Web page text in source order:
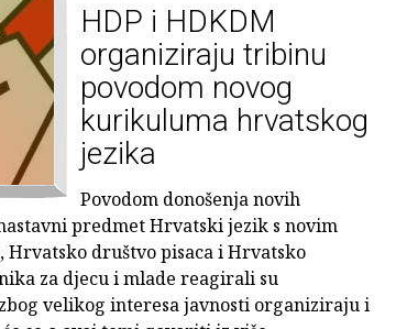
HDP i HDKDM
organiziraju tribinu
povodom novog
kurikuluma hrvatskog
jezika
Povodom donošenja novih
predmet Hrvatski jezik s novim
Hrvatsko društvo pisaca i Hrvatsko
za djecu i mlade reagirali su
velikog interesa javnosti organiziraju i